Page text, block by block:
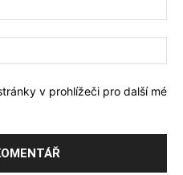
v prohlížeči pro další mé